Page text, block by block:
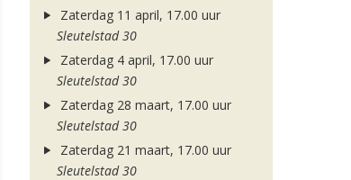
Zaterdag 11 april, 17.00 uur
Sleutelstad 30
Zaterdag 4 april, 17.00 uur
Sleutelstad 30
Zaterdag 28 maart, 17.00 uur
Sleutelstad 30
Zaterdag 21 maart, 17.00 uur
Sleutelstad 30